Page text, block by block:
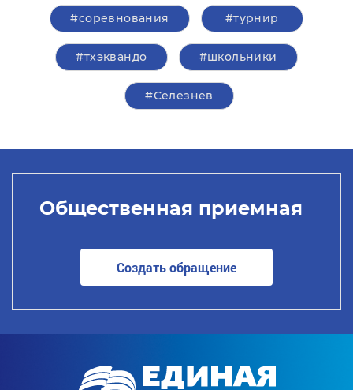
#соревнования #турнир
#тхэквандо #школьники
#Селезнев
Общественная приемная
Создать обращение